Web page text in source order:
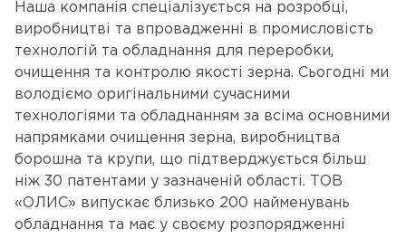
Наша компанія спеціалізується на розробці,
виробництві та впровадженні в промисловість
технологій та обладнання для переробки,
очищення та контролю якості зерна. Сьогодні ми
володіємо оригінальними сучасними
технологіями та обладнанням за всіма основними
напрямками очищення зерна, виробництва
борошна та крупи, що підтверджується більш
ніж 30 патентами у зазначеній області. ТОВ
«ОЛИС» випускає близько 200 найменувань
обладнання та має у своєму розпорядженні